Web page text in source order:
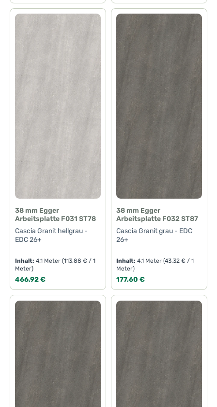
38 mm Egger
Arbeitsplatte F031 ST78
Cascia Granit hellgrau -
EDC 26+
Inhalt:4.1 Meter(113,88 € / 1
Meter)
Regulärer Preis:
466,92 €
38 mm Egger
Arbeitsplatte F032 ST87
Cascia Granit grau - EDC
26+
Inhalt:4.1 Meter(43,32 € / 1
Meter)
Regulärer Preis:
177,60 €